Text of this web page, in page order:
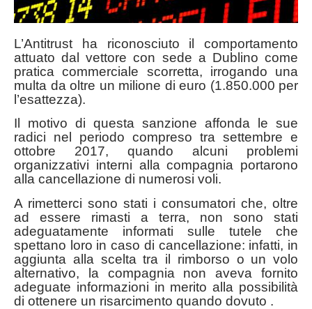
L’Antitrust ha riconosciuto il comportamento
attuato dal vettore con sede a Dublino come
pratica commerciale scorretta, irrogando una
multa da oltre un milione di euro (1.850.000 per
l’esattezza).
Il motivo di questa sanzione affonda le sue
radici nel periodo compreso tra settembre e
ottobre 2017, quando alcuni problemi
organizzativi interni alla compagnia portarono
alla cancellazione di numerosi voli.
A rimetterci sono stati i consumatori che, oltre
ad essere rimasti a terra, non sono stati
adeguatamente informati sulle tutele che
spettano loro in caso di cancellazione: infatti, in
aggiunta alla scelta tra il rimborso o un volo
alternativo, la compagnia non aveva fornito
adeguate informazioni in merito alla possibilità
di ottenere un risarcimento quando dovuto .